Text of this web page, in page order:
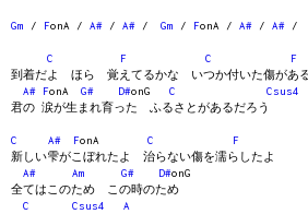
Gm / FonA / A# / A# / Gm / FonA / A# / A# /
C F C
F
到着だよ ほら 覚えてるかな いつか付いた傷がある
A#
FonA G# D#onG C
Csus4
君の 涙が生まれ育った ふるさとがあるだろう
C A# FonA C
F
新しい雫がこぼれたよ 治らない傷を濡らしたよ
A#
Am G# D#onG
全てはこのため この時のため
C
Csus4
A